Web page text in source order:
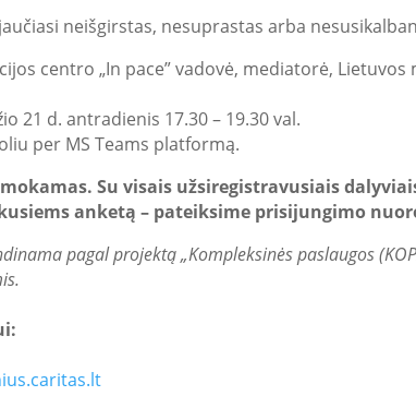
neišgirstas, nesuprastas arba
centro „In pace” vadovė, mediatorė,
21 d. antradienis 17.30 – 19.30 val.
per MS Teams platformą.
Su visais užsiregistravusiais
anketą – pateiksime prisijungimo
pagal projektą „Kompleksinės paslaugos